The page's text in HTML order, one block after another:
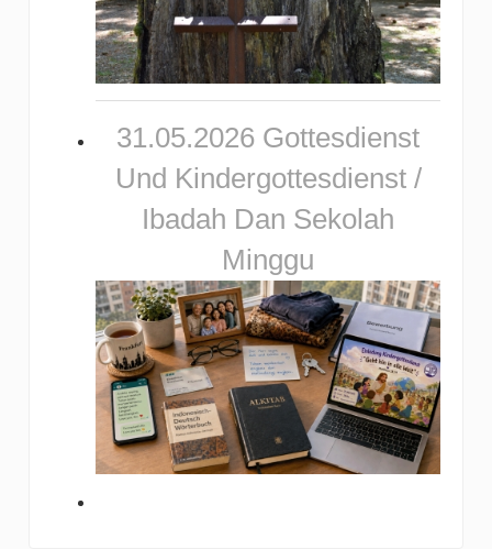
31.05.2026 Gottesdienst
Und Kindergottesdienst /
Ibadah Dan Sekolah
Minggu